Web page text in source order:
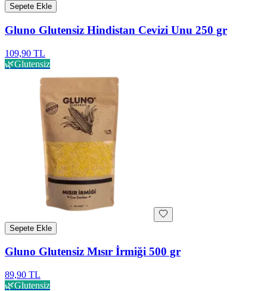
Sepete Ekle
Gluno Glutensiz Hindistan Cevizi Unu 250 gr
109,90 TL
🌿Glutensiz
Sepete Ekle
Gluno Glutensiz Mısır İrmiği 500 gr
89,90 TL
🌿Glutensiz